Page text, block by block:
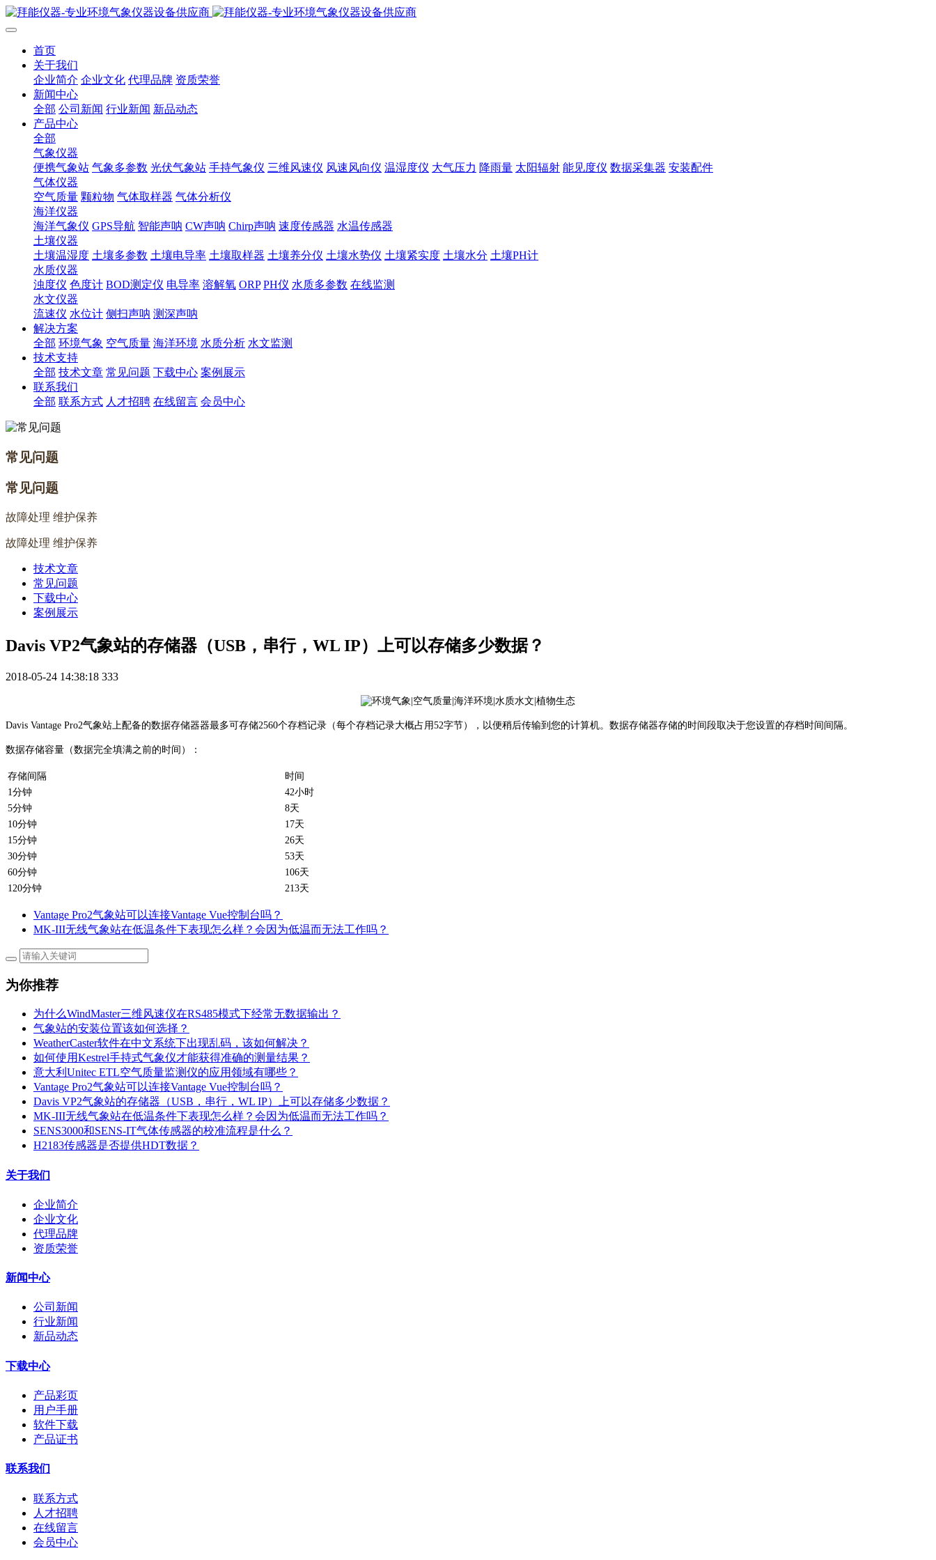
首页
关于我们
企业简介 企业文化 代理品牌 资质荣誉
新闻中心
全部 公司新闻 行业新闻 新品动态
产品中心
全部
气象仪器
便携气象站 气象多参数 光伏气象站 手持气象仪 三维风速仪 风速风向仪 温湿度仪 大气压力 降雨量 太阳辐射 能见度仪 数据采集器 安装配件
气体仪器
空气质量 颗粒物 气体取样器 气体分析仪
海洋仪器
海洋气象仪 GPS导航 智能声呐 CW声呐 Chirp声呐 速度传感器 水温传感器
土壤仪器
土壤温湿度 土壤多参数 土壤电导率 土壤取样器 土壤养分仪 土壤水势仪 土壤紧实度 土壤水分 土壤PH计
水质仪器
浊度仪 色度计 BOD测定仪 电导率 溶解氧 ORP PH仪 水质多参数 在线监测
水文仪器
流速仪 水位计 侧扫声呐 测深声呐
解决方案
全部 环境气象 空气质量 海洋环境 水质分析 水文监测
技术支持
全部 技术文章 常见问题 下载中心 案例展示
联系我们
全部 联系方式 人才招聘 在线留言 会员中心
常见问题
常见问题
故障处理 维护保养
故障处理 维护保养
技术文章
常见问题
下载中心
案例展示
Davis VP2气象站的存储器（USB，串行，WL IP）上可以存储多少数据？
2018-05-24 14:38:18 333
Davis Vantage Pro2气象站上配备的数据存储器器最多可存储2560个存档记录（每个存档记录大概占用52字节），以便稍后传输到您的计算机。数据存储器存储的时间段取决于您设置的存档时间间隔。
数据存储容量（数据完全填满之前的时间）：
存储间隔
时间
1分钟
42小时
5分钟
8天
10分钟
17天
15分钟
26天
30分钟
53天
60分钟
106天
120分钟
213天
Vantage Pro2气象站可以连接Vantage Vue控制台吗？
MK-III无线气象站在低温条件下表现怎么样？会因为低温而无法工作吗？
为你推荐
为什么WindMaster三维风速仪在RS485模式下经常无数据输出？
气象站的安装位置该如何选择？
WeatherCaster软件在中文系统下出现乱码，该如何解决？
如何使用Kestrel手持式气象仪才能获得准确的测量结果？
意大利Unitec ETL空气质量监测仪的应用领域有哪些？
Vantage Pro2气象站可以连接Vantage Vue控制台吗？
Davis VP2气象站的存储器（USB，串行，WL IP）上可以存储多少数据？
MK-III无线气象站在低温条件下表现怎么样？会因为低温而无法工作吗？
SENS3000和SENS-IT气体传感器的校准流程是什么？
H2183传感器是否提供HDT数据？
关于我们
企业简介
企业文化
代理品牌
资质荣誉
新闻中心
公司新闻
行业新闻
新品动态
下载中心
产品彩页
用户手册
软件下载
产品证书
联系我们
联系方式
人才招聘
在线留言
会员中心